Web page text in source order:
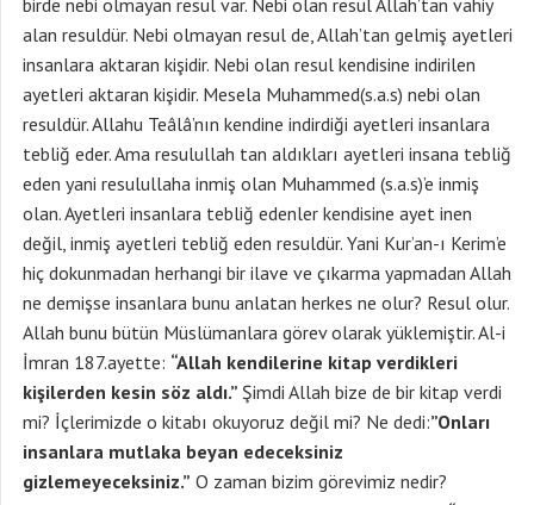
birde nebi olmayan resul var. Nebi olan resul Allah’tan vahiy
alan resuldür. Nebi olmayan resul de, Allah’tan gelmiş ayetleri
insanlara aktaran kişidir. Nebi olan resul kendisine indirilen
ayetleri aktaran kişidir. Mesela Muhammed(s.a.s) nebi olan
resuldür. Allahu Teâlâ’nın kendine indirdiği ayetleri insanlara
tebliğ eder. Ama resulullah tan aldıkları ayetleri insana tebliğ
eden yani resulullaha inmiş olan Muhammed (s.a.s)’e inmiş
olan. Ayetleri insanlara tebliğ edenler kendisine ayet inen
değil, inmiş ayetleri tebliğ eden resuldür. Yani Kur’an-ı Kerim’e
hiç dokunmadan herhangi bir ilave ve çıkarma yapmadan Allah
ne demişse insanlara bunu anlatan herkes ne olur? Resul olur.
Allah bunu bütün Müslümanlara görev olarak yüklemiştir. Al-i
İmran 187.ayette: “Allah kendilerine kitap verdikleri
kişilerden kesin söz aldı.” Şimdi Allah bize de bir kitap verdi
mi? İçlerimizde o kitabı okuyoruz değil mi? Ne dedi:”Onları
insanlara mutlaka beyan edeceksiniz
gizlemeyeceksiniz.” O zaman bizim görevimiz nedir?